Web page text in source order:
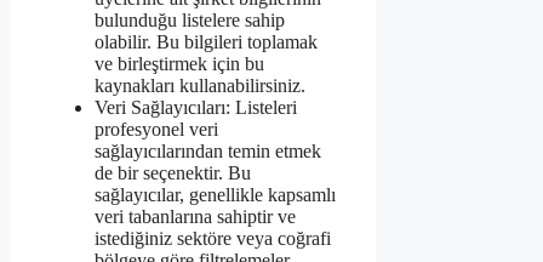
bulunduğu listelere sahip
olabilir. Bu bilgileri toplamak
ve birleştirmek için bu
kaynakları kullanabilirsiniz.
Veri Sağlayıcıları: Listeleri
profesyonel veri
sağlayıcılarından temin etmek
de bir seçenektir. Bu
sağlayıcılar, genellikle kapsamlı
veri tabanlarına sahiptir ve
istediğiniz sektöre veya coğrafi